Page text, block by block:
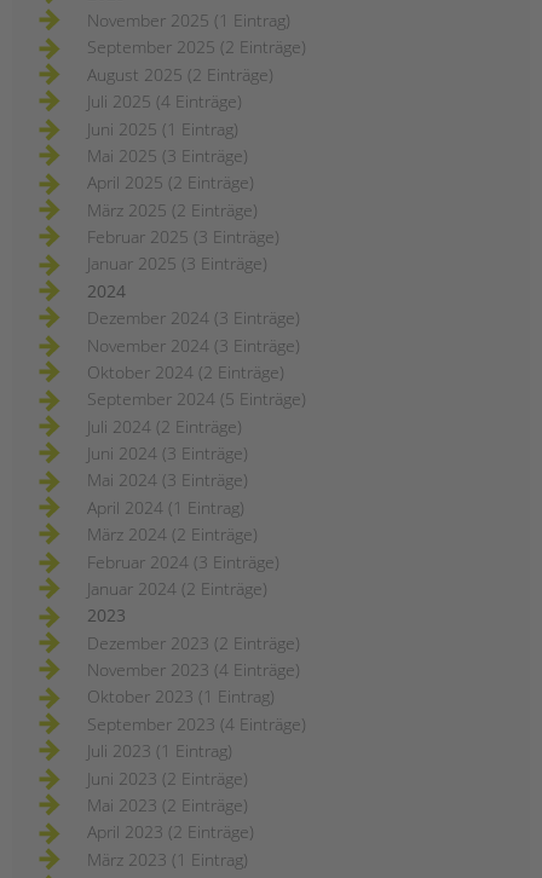
November 2025 (1 Eintrag)
September 2025 (2 Einträge)
August 2025 (2 Einträge)
Juli 2025 (4 Einträge)
Juni 2025 (1 Eintrag)
Mai 2025 (3 Einträge)
April 2025 (2 Einträge)
März 2025 (2 Einträge)
Februar 2025 (3 Einträge)
Januar 2025 (3 Einträge)
2024
Dezember 2024 (3 Einträge)
November 2024 (3 Einträge)
Oktober 2024 (2 Einträge)
September 2024 (5 Einträge)
Juli 2024 (2 Einträge)
Juni 2024 (3 Einträge)
Mai 2024 (3 Einträge)
April 2024 (1 Eintrag)
März 2024 (2 Einträge)
Februar 2024 (3 Einträge)
Januar 2024 (2 Einträge)
2023
Dezember 2023 (2 Einträge)
November 2023 (4 Einträge)
Oktober 2023 (1 Eintrag)
September 2023 (4 Einträge)
Juli 2023 (1 Eintrag)
Juni 2023 (2 Einträge)
Mai 2023 (2 Einträge)
April 2023 (2 Einträge)
März 2023 (1 Eintrag)